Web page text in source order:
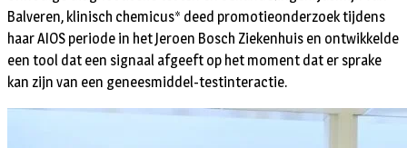
Balveren, klinisch chemicus* deed promotieonderzoek tijdens
haar AIOS periode in het Jeroen Bosch Ziekenhuis en ontwikkelde
een tool dat een signaal afgeeft op het moment dat er sprake
kan zijn van een geneesmiddel-testinteractie.